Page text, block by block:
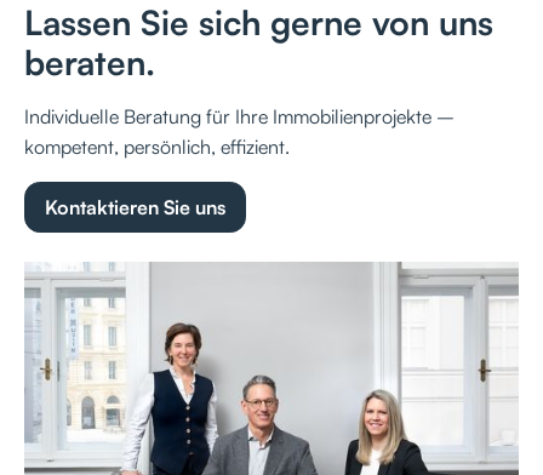
Lassen Sie sich gerne von uns
beraten.
Individuelle Beratung für Ihre Immobilienprojekte –
kompetent, persönlich, effizient.
Kontaktieren Sie uns